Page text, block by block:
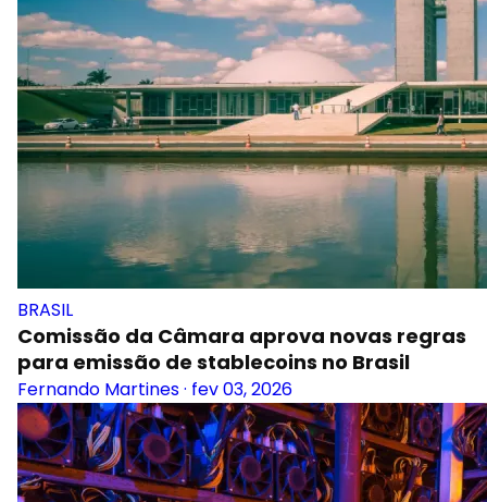
BRASIL
Comissão da Câmara aprova novas regras
para emissão de stablecoins no Brasil
Fernando Martines· fev 03, 2026